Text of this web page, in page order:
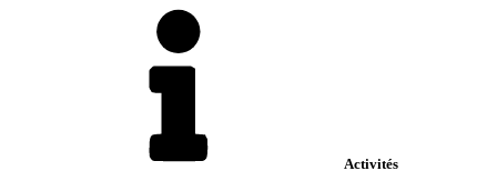
Activités